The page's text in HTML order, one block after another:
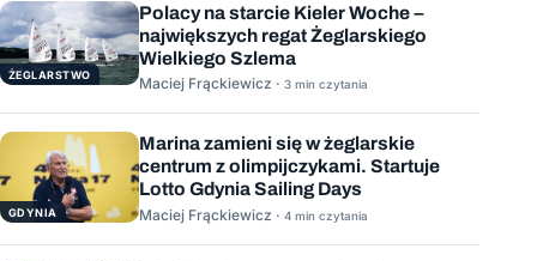
ŻEGLARSTWO
Polacy na starcie Kieler Woche –
największych regat Żeglarskiego
Wielkiego Szlema
Maciej Frąckiewicz · 3 min czytania
GDYNIA
Marina zamieni się w żeglarskie
centrum z olimpijczykami. Startuje
Lotto Gdynia Sailing Days
Maciej Frąckiewicz · 4 min czytania